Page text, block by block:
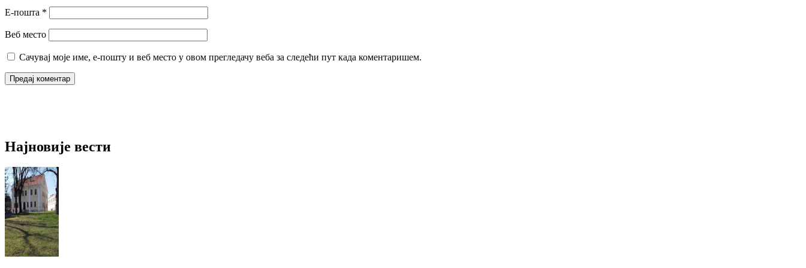
Е-пошта *
Веб место
Сачувај моје име, е-пошту и веб место у овом прегледачу веба за следећи пут када коментаришем.
Најновије вести